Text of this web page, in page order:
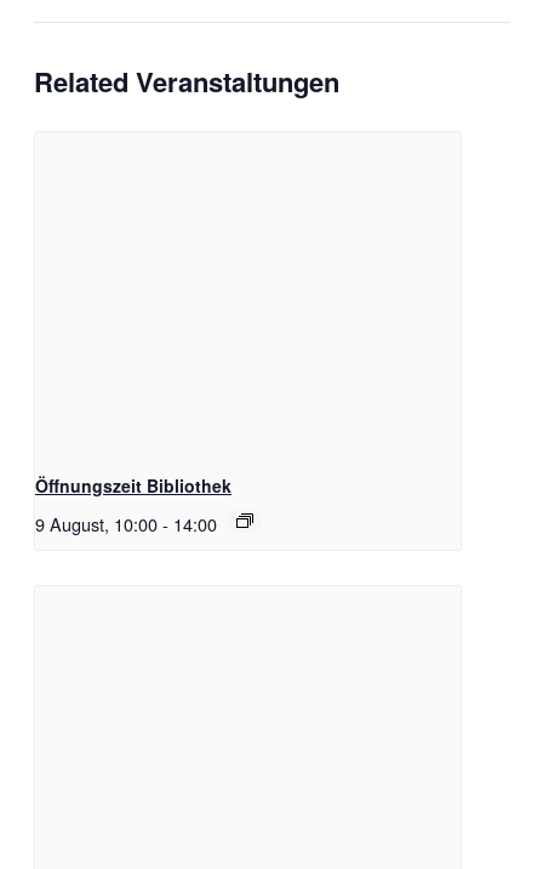
Related Veranstaltungen
Öffnungszeit Bibliothek
9 August, 10:00- 14:00